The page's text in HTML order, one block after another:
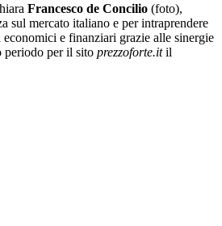
Francesco de Concilio (foto),
sul mercato italiano e per intraprendere
e finanziari grazie alle sinergie
periodo per il sito prezzoforte.itil